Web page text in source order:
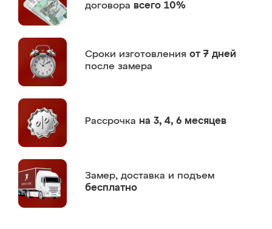
договора всего 10%
Сроки изготовления от 7 дней
после замера
Рассрочка на 3, 4, 6 месяцев
Замер, доставка и подъем
бесплатно